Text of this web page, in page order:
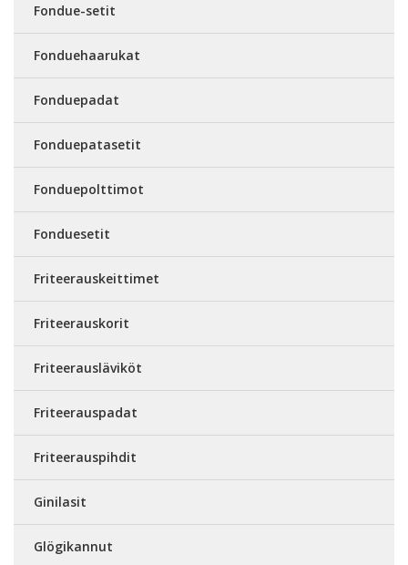
Fondue-setit
Fonduehaarukat
Fonduepadat
Fonduepatasetit
Fonduepolttimot
Fonduesetit
Friteerauskeittimet
Friteerauskorit
Friteerausläviköt
Friteerauspadat
Friteerauspihdit
Ginilasit
Glögikannut